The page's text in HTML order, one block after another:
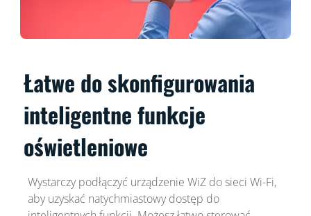
Łatwe do skonfigurowania
inteligentne funkcje
oświetleniowe
Wystarczy podłączyć urządzenie WiZ do sieci Wi-Fi,
aby uzyskać natychmiastowy dostęp do